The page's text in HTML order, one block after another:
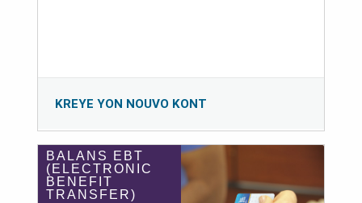
KREYE YON NOUVO KONT
BALANS EBT
(ELECTRONIC
BENEFIT
TRANSFER)